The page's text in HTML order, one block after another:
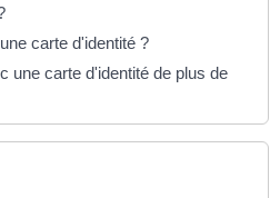
carte d'identité ?
une carte d'identité de plus de